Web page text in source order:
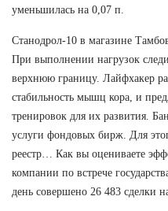
уменьшилась на 0,07 п.
Станодрол-10 в магазине
При выполнении нагрузок
верхнюю границу. Лайфхакер
стабильность мышц кора, и
тренировок для их развития.
услуги фондовых бирж. Для
реестр… Как вы оцениваете
компании по встрече
день совершено 26 483 сделки